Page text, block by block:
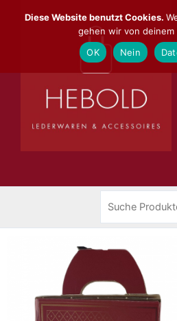
Inhalt
Diese Website benutzt Cookies.
gehen wir von deinem
OK
Nein